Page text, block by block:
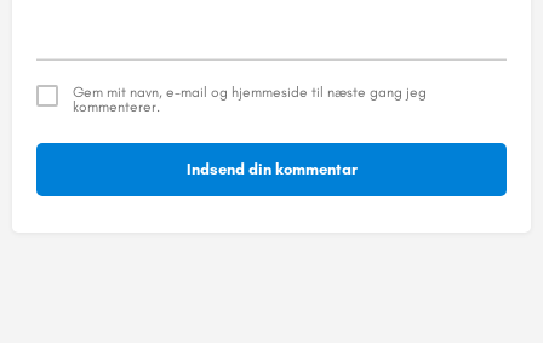
Gem mit navn, e-mail og hjemmeside til næste gang jeg
kommenterer.
Indsend din kommentar